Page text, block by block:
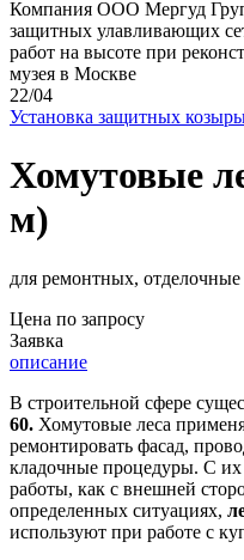
Компания ООО Мергуд
защитных улавливающих
работ на высоте при
музея в Москве
22/04
Установка защитных
Хомутовые
м)
для ремонтных,
Цена по запросу
Заявка
описание
В строительной сфере
60. Хомутовые леса
ремонтировать фасад,
кладочные процедуры. С
работы, как с внешней
определенных ситуациях,
используют при работе с